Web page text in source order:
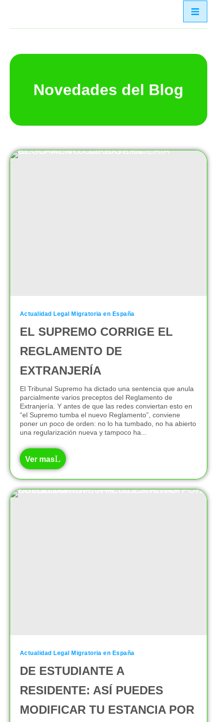
Novedades del Blog
Actualidad Legal Migratoria en España
EL SUPREMO CORRIGE EL
REGLAMENTO DE
EXTRANJERÍA
El Tribunal Supremo ha dictado una sentencia que anula
parcialmente varios preceptos del Reglamento de
Extranjería. Y antes de que las redes conviertan esto en
“el Supremo tumba el nuevo Reglamento”, conviene
poner un poco de orden: no lo ha tumbado, no ha abierto
una regularización nueva y tampoco ha...
Ver mas
Actualidad Legal Migratoria en España
DE ESTUDIANTE A
RESIDENTE: ASÍ PUEDES
MODIFICAR TU ESTANCIA POR